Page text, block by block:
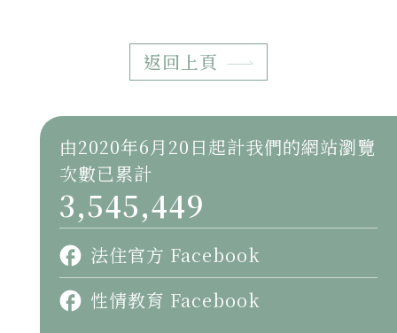
返回上頁
由2020年6月20日起計我們的網站瀏覽
次數已累計
3,545,449
法住官方 Facebook
性情教育 Facebook